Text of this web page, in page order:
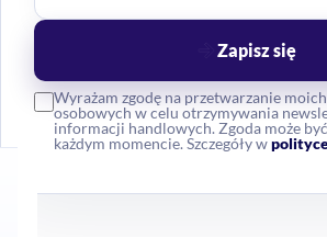
Wyrażam zgodę na przetwarzanie
osobowych w celu otrzymywania
informacji handlowych. Zgoda może
każdym momencie. Szczegóły w
Zapisz się